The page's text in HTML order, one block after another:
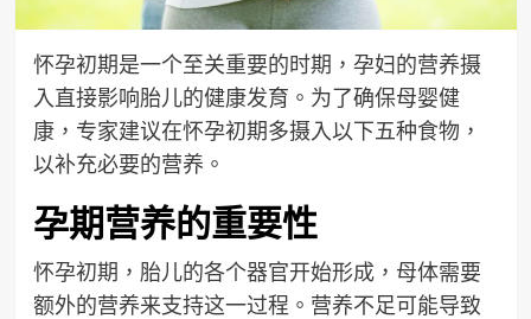
怀孕初期是一个至关重要的时期，孕妇的营养摄
入直接影响胎儿的健康发育。为了确保母婴健
康，专家建议在怀孕初期多摄入以下五种食物，
以补充必要的营养。
孕期营养的重要性
怀孕初期，胎儿的各个器官开始形成，母体需要
额外的营养来支持这一过程。营养不足可能导致